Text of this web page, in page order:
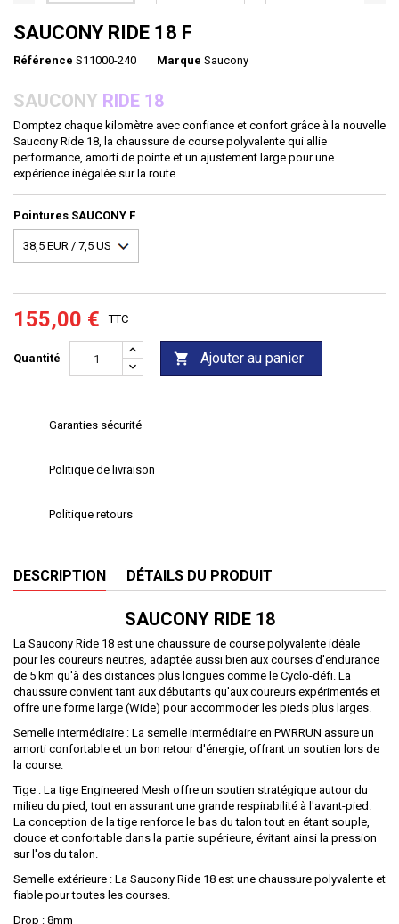
SAUCONY RIDE 18 F
Référence S11000-240 Marque Saucony
SAUCONY RIDE 18
Domptez chaque kilomètre avec confiance et confort grâce à la nouvelle
Saucony Ride 18, la chaussure de course polyvalente qui allie
performance, amorti de pointe et un ajustement large pour une
expérience inégalée sur la route
Pointures SAUCONY F
155,00 € TTC
Quantité  Ajouter au panier
Garanties sécurité
Politique de livraison
Politique retours
DESCRIPTION DÉTAILS DU PRODUIT
SAUCONYRIDE 18
La Saucony Ride 18 est une chaussure de course polyvalente idéale
pour les coureurs neutres, adaptée aussi bien aux courses d'endurance
de 5 km qu'à des distances plus longues comme le Cyclo-défi. La
chaussure convient tant aux débutants qu'aux coureurs expérimentés et
offre une forme large (Wide) pour accommoder les pieds plus larges.
Semelle intermédiaire : La semelle intermédiaire en PWRRUN assure un
amorti confortable et un bon retour d'énergie, offrant un soutien lors de
la course.
Tige : La tige Engineered Mesh offre un soutien stratégique autour du
milieu du pied, tout en assurant une grande respirabilité à l'avant-pied.
La conception de la tige renforce le bas du talon tout en étant souple,
douce et confortable dans la partie supérieure, évitant ainsi la pression
sur l'os du talon.
Semelle extérieure : La Saucony Ride 18 est une chaussure polyvalente et
fiable pour toutes les courses.
Drop : 8mm